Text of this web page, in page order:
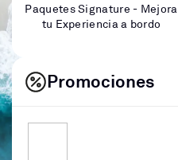
Paquetes Signature - Mejora
tu Experiencia a bordo
Promociones